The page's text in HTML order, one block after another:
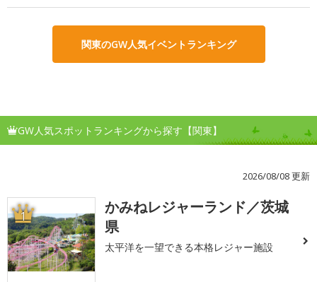
関東のGW人気イベントランキング
GW人気スポットランキングから探す【関東】
2026/08/08 更新
1
かみねレジャーランド／茨城
県
太平洋を一望できる本格レジャー施設